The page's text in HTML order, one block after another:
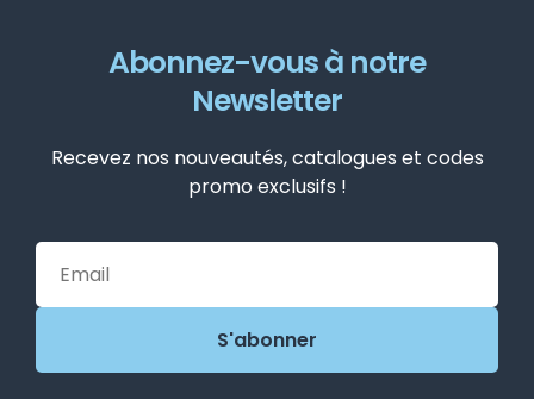
Abonnez-vous à notre
Newsletter
Recevez nos nouveautés, catalogues et codes
promo exclusifs !